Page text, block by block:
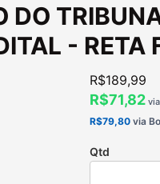
DO
-
R$189,99
R$71,82
R$79,80 via
Qtd